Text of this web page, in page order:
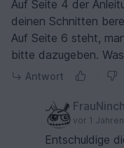
Auf Seite 4 der
deinen Schnitten
Auf Seite 6 steht,
bitte dazugeben.
Antwort
vor 1 Jahren
Entschuldige